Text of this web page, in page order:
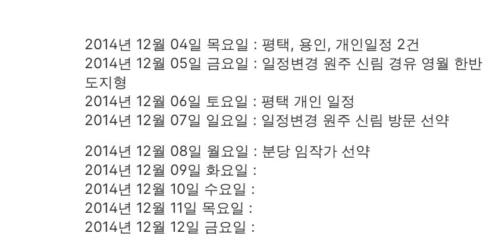
2014년 12월 04일 목요일 : 평택, 용인, 개인일정 2건
2014년 12월 05일 금요일 : 일정변경 원주 신림 경유 영월 한반
도지형
2014년 12월 06일 토요일 : 평택 개인 일정
2014년 12월 07일 일요일 : 일정변경 원주 신림 방문 선약
2014년 12월 08일 월요일 : 분당 임작가 선약
2014년 12월 09일 화요일 :
2014년 12월 10일 수요일 :
2014년 12월 11일 목요일 :
2014년 12월 12일 금요일 :